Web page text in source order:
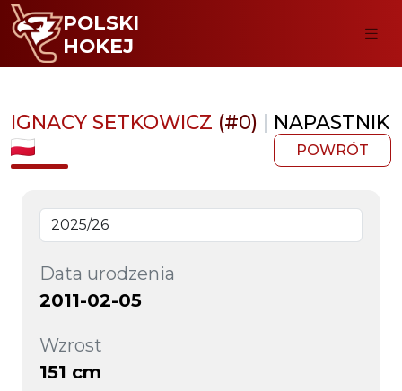
POLSKI
HOKEJ
IGNACY SETKOWICZ (#0) | NAPASTNIK
POWRÓT
Data urodzenia
2011-02-05
Wzrost
151 cm